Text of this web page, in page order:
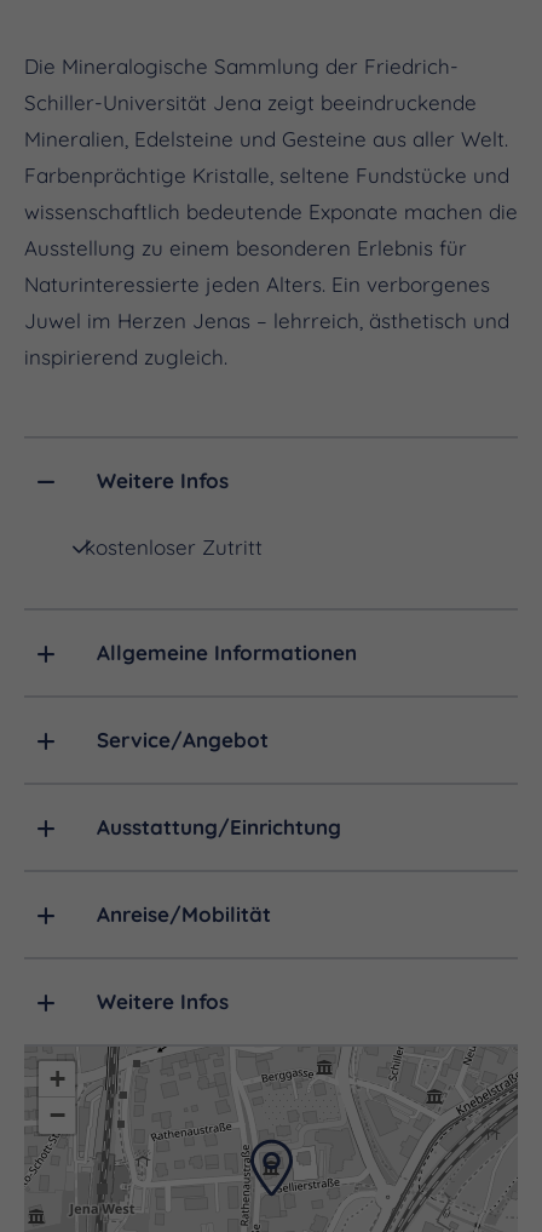
Die Mineralogische Sammlung der Friedrich-
Schiller-Universität Jena zeigt beeindruckende
Mineralien, Edelsteine und Gesteine aus aller Welt.
Farbenprächtige Kristalle, seltene Fundstücke und
wissenschaftlich bedeutende Exponate machen die
Ausstellung zu einem besonderen Erlebnis für
Naturinteressierte jeden Alters. Ein verborgenes
Juwel im Herzen Jenas – lehrreich, ästhetisch und
inspirierend zugleich.
Weitere Infos
kostenloser Zutritt
Allgemeine Informationen
Service/Angebot
Ausstattung/Einrichtung
Anreise/Mobilität
Weitere Infos
+
−